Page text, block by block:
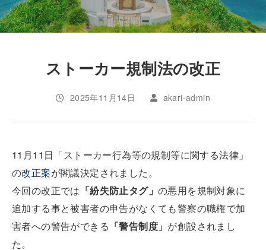
ストーカー規制法の改正
2025年11月14日 akari-admin
11月11日「ストーカー行為等の規制等に関する法律」
の改正案が閣議決定されました。
今回の改正では 「紛失防止タグ」の悪用を規制対象に
追加する事と被害者の申告がなくても警察の職権で加
害者への警告ができる 「警告制度」 が創設されまし
た。